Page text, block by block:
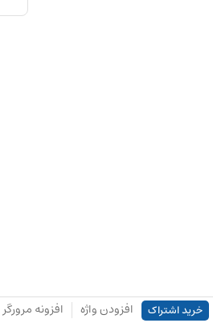
خرید اشتراک افزودن واژه افزونه مرورگر